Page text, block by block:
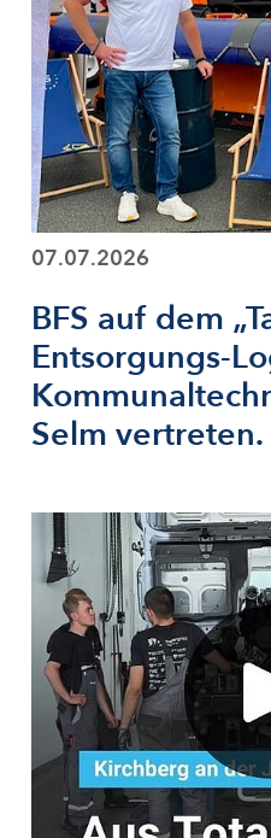
07.07.2026
BFS auf dem
Entsorgungs-
Selm vertreten.